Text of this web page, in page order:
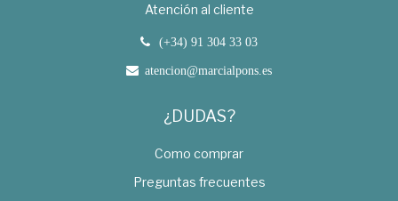
Atención al cliente
(+34) 91 304 33 03
atencion@marcialpons.es
¿DUDAS?
Como comprar
Preguntas frecuentes